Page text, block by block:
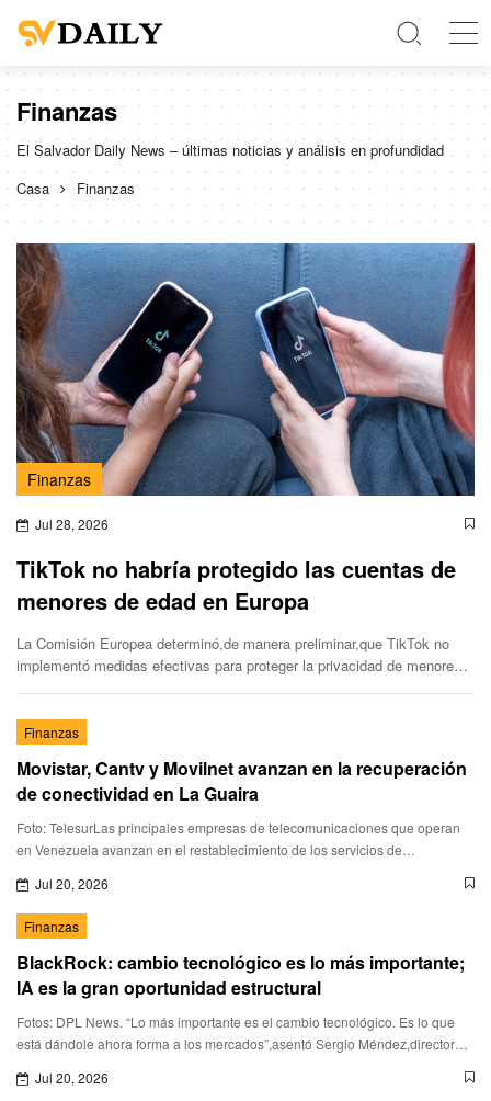
Finanzas
El Salvador Daily News – últimas noticias y análisis en profundidad
Casa
Finanzas
Finanzas
Jul 28, 2026
TikTok no habría protegido las cuentas de
menores de edad en Europa
La Comisión Europea determinó,de manera preliminar,que TikTok no
implementó medidas efectivas para proteger la privacidad de menores
Finanzas
Movistar, Cantv y Movilnet avanzan en la recuperación
de conectividad en La Guaira
Foto: TelesurLas principales empresas de telecomunicaciones que operan
en Venezuela avanzan en el restablecimiento de los servicios de
Jul 20, 2026
Finanzas
BlackRock: cambio tecnológico es lo más importante;
IA es la gran oportunidad estructural
Fotos: DPL News. “Lo más importante es el cambio tecnológico. Es lo que
está dándole ahora forma a los mercados”,asentó Sergio Méndez,director
Jul 20, 2026